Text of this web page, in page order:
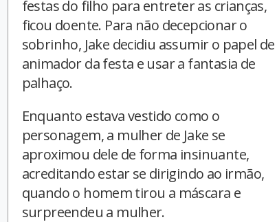
festas do filho para entreter as crianças,
ficou doente. Para não decepcionar o
sobrinho, Jake decidiu assumir o papel de
animador da festa e usar a fantasia de
palhaço.
Enquanto estava vestido como o
personagem, a mulher de Jake se
aproximou dele de forma insinuante,
acreditando estar se dirigindo ao irmão,
quando o homem tirou a máscara e
surpreendeu a mulher.